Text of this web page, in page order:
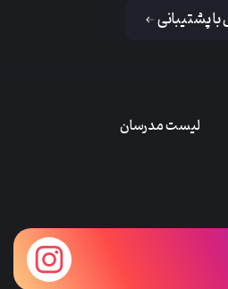
پشتیبانی
لیست مدرسان